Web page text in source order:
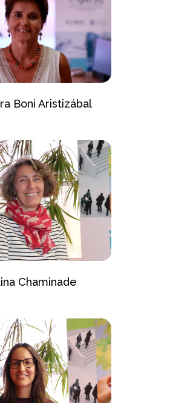
Boni Aristizábal
Chaminade